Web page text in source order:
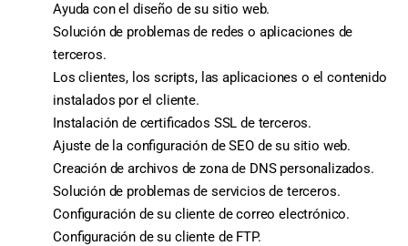
Ayuda con el diseño de su sitio web.
Solución de problemas de redes o aplicaciones de
terceros.
Los clientes, los scripts, las aplicaciones o el contenido
instalados por el cliente.
Instalación de certificados SSL de terceros.
Ajuste de la configuración de SEO de su sitio web.
Creación de archivos de zona de DNS personalizados.
Solución de problemas de servicios de terceros.
Configuración de su cliente de correo electrónico.
Configuración de su cliente de FTP.